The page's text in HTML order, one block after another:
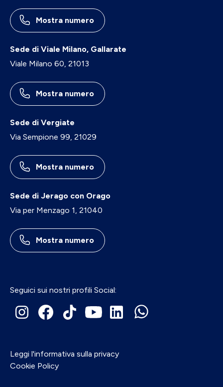
Mostra numero
Sede di Viale Milano, Gallarate
Viale Milano 60, 21013
Mostra numero
Sede di Vergiate
Via Sempione 99, 21029
Mostra numero
Sede di Jerago con Orago
Via per Menzago 1, 21040
Mostra numero
Seguici sui nostri profili Social:
Leggi l'informativa sulla privacy
Cookie Policy